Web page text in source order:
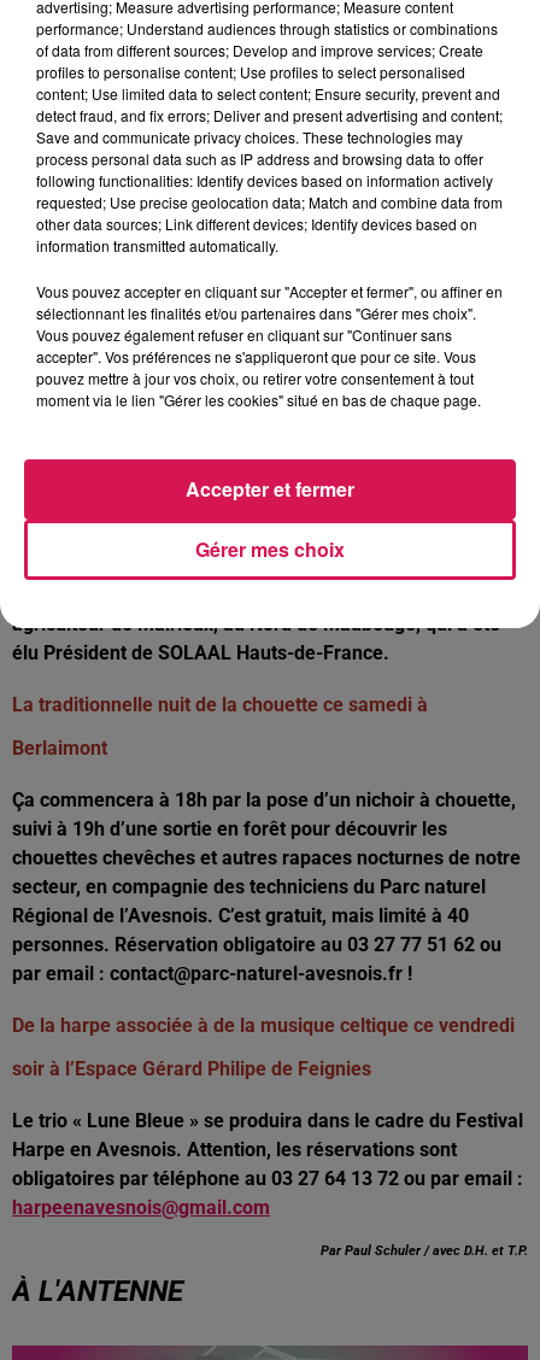
handisport !
Bientôt des économies d’énergie à Mairieux
Des ampoules LED seront installées dans tous les
bâtiments communaux, de la maternelle à la cantine, en
passant par la mairie ou la salle polyvalente. A cela
s’ajouteront la pose de détecteur de présence et d’un
garde-corps aux ateliers municipaux. Des projets financés
De plus en plus de dons agricoles dans les Hauts-de-
France
ou fraises, ces dons sont collectés directement auprès des
Agriculteurs, par le biais de SOLAAL Hauts-de-France, puis
redistribués à diverses associations d’aide alimentaire,
agriculteur de Mairieux, au Nord de Maubeuge, qui a été
élu Président de SOLAAL Hauts-de-France.
La traditionnelle nuit de la chouette ce samedi à
Berlaimont
Ça commencera à 18h par la pose d’un nichoir à chouette,
suivi à 19h d’une sortie en forêt pour découvrir les
chouettes chevêches et autres rapaces nocturnes de notre
secteur, en compagnie des techniciens du Parc naturel
Régional de l’Avesnois. C’est gratuit, mais limité à 40
personnes. Réservation obligatoire au 03 27 77 51 62 ou
par email : contact@parc-naturel-avesnois.fr !
De la harpe associée à de la musique celtique ce vendredi
soir à l’Espace Gérard Philipe de Feignies
Le trio « Lune Bleue » se produira dans le cadre du Festival
Harpe en Avesnois. Attention, les réservations sont
obligatoires par téléphone au 03 27 64 13 72 ou par email :
harpeenavesnois@gmail.com
Par Paul Schuler / avec D.H. et T.P.
À L'ANTENNE
advertising; Measure advertising performance; Measure content
performance; Understand audiences through statistics or combinations
of data from different sources; Develop and improve services; Create
profiles to personalise content; Use profiles to select personalised
content; Use limited data to select content; Ensure security, prevent and
detect fraud, and fix errors; Deliver and present advertising and content;
Save and communicate privacy choices. These technologies may
process personal data such as IP address and browsing data to offer
following functionalities: Identify devices based on information actively
requested; Use precise geolocation data; Match and combine data from
other data sources; Link different devices; Identify devices based on
information transmitted automatically.
Vous pouvez accepter en cliquant sur "Accepter et fermer", ou affiner en
sélectionnant les finalités et/ou partenaires dans "Gérer mes choix".
Vous pouvez également refuser en cliquant sur "Continuer sans
accepter". Vos préférences ne s'appliqueront que pour ce site. Vous
pouvez mettre à jour vos choix, ou retirer votre consentement à tout
moment via le lien "Gérer les cookies" situé en bas de chaque page.
Gérer mes choix
Accepter et fermer